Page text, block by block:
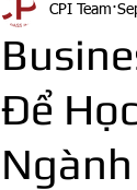
Để
CPI Team